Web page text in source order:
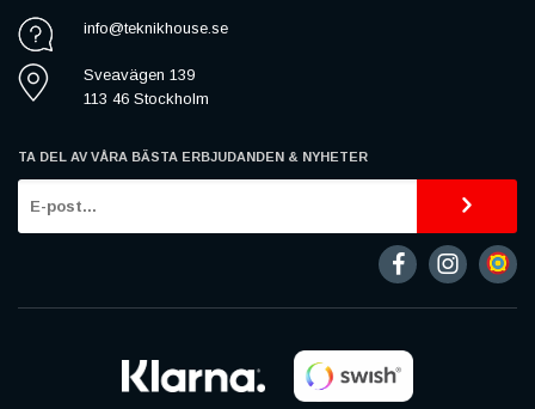
info@teknikhouse.se
Sveavägen 139
113 46 Stockholm
TA DEL AV VÅRA BÄSTA ERBJUDANDEN & NYHETER